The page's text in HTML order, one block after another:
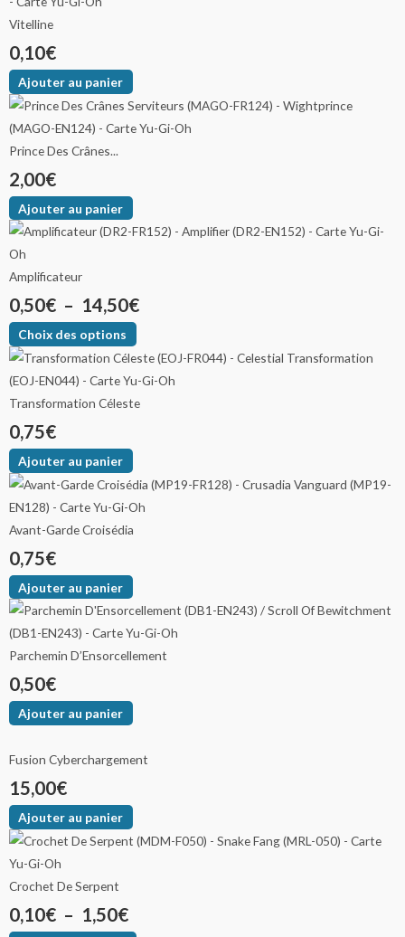
Vitelline
0,10€
Ajouter au panier
Prince Des Crânes...
2,00€
Ajouter au panier
Amplificateur
0,50€ – 14,50€
Choix des options
Transformation Céleste
0,75€
Ajouter au panier
Avant-Garde Croisédia
0,75€
Ajouter au panier
Parchemin D’Ensorcellement
0,50€
Ajouter au panier
Fusion Cyberchargement
15,00€
Ajouter au panier
Crochet De Serpent
0,10€ – 1,50€